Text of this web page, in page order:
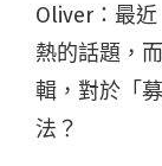
Oliver：最
熱的話題，
輯，對於「
法？